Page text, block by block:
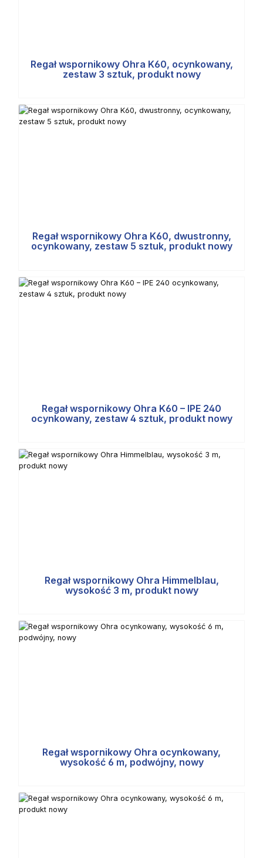
Regał wspornikowy Ohra K60, ocynkowany,
zestaw 3 sztuk, produkt nowy
Regał wspornikowy Ohra K60, dwustronny,
ocynkowany, zestaw 5 sztuk, produkt nowy
Regał wspornikowy Ohra K60 – IPE 240
ocynkowany, zestaw 4 sztuk, produkt nowy
Regał wspornikowy Ohra Himmelblau,
wysokość 3 m, produkt nowy
Regał wspornikowy Ohra ocynkowany,
wysokość 6 m, podwójny, nowy